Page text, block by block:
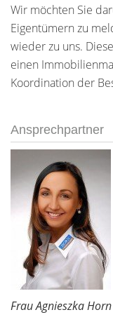
Wir möchten Sie
Eigentümern zu
wieder zu uns.
einen
Koordination der
Ansprechpartner
Frau Agnieszka Horn